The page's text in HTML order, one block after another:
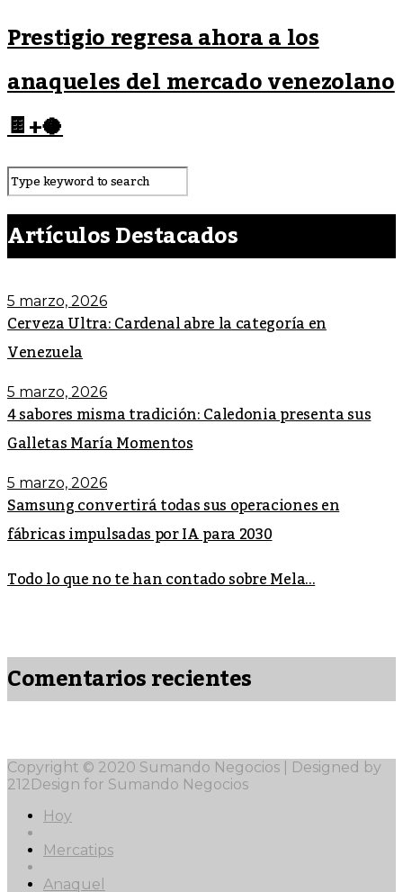
Prestigio regresa ahora a los
anaqueles del mercado venezolano
🍫+🥥
Artículos Destacados
5 marzo, 2026
Cerveza Ultra: Cardenal abre la categoría en
Venezuela
5 marzo, 2026
4 sabores misma tradición: Caledonia presenta sus
Galletas María Momentos
5 marzo, 2026
Samsung convertirá todas sus operaciones en
fábricas impulsadas por IA para 2030
Todo lo que no te han contado sobre Mela...
Comentarios recientes
Copyright © 2020 Sumando Negocios | Designed by
212Design for Sumando Negocios
Hoy
Mercatips
Anaquel